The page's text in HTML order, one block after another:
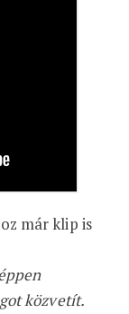
már klip is
közvetít.